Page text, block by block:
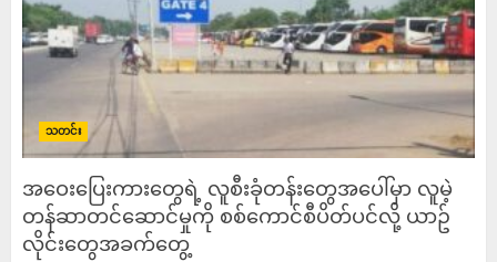
သတင်း
အဝေးပြေးကားတွေရဲ့ လူစီးခုံတန်းတွေအပေါ်မှာ လူမဲ့
တန်ဆာတင်ဆောင်မှုကို စစ်ကောင်စီပိတ်ပင်လို့ ယာဥ်
လိုင်းတွေအခက်တွေ့